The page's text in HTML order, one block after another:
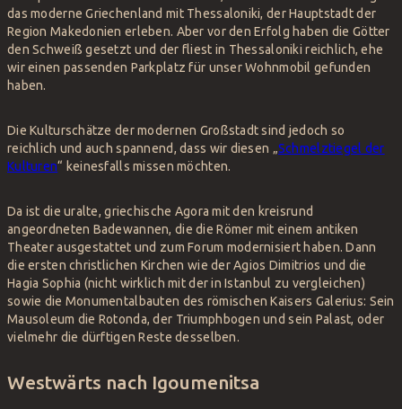
das moderne Griechenland mit Thessaloniki, der Hauptstadt der
Region Makedonien erleben. Aber vor den Erfolg haben die Götter
den Schweiß gesetzt und der fliest in Thessaloniki reichlich, ehe
wir einen passenden Parkplatz für unser Wohnmobil gefunden
haben.
Die Kulturschätze der modernen Großstadt sind jedoch so
reichlich und auch spannend, dass wir diesen „Schmelztiegel der
Kulturen“ keinesfalls missen möchten.
Da ist die uralte, griechische Agora mit den kreisrund
angeordneten Badewannen, die die Römer mit einem antiken
Theater ausgestattet und zum Forum modernisiert haben. Dann
die ersten christlichen Kirchen wie der Agios Dimitrios und die
Hagia Sophia (nicht wirklich mit der in Istanbul zu vergleichen)
sowie die Monumentalbauten des römischen Kaisers Galerius: Sein
Mausoleum die Rotonda, der Triumphbogen und sein Palast, oder
vielmehr die dürftigen Reste desselben.
Westwärts nach Igoumenitsa